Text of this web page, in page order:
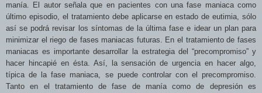
manía. El autor señala que en pacientes con una fase maniaca como
último episodio, el tratamiento debe aplicarse en estado de eutimia, sólo
así se podrá revisar los síntomas de la última fase e idear un plan para
minimizar el riego de fases maniacas futuras. En el tratamiento de fases
maniacas es importante desarrollar la estrategia del “precompromiso” y
hacer hincapié en ésta. Así, la sensación de urgencia en hacer algo,
típica de la fase maniaca, se puede controlar con el precompromiso.
Tanto en el tratamiento de fase de manía como de depresión es